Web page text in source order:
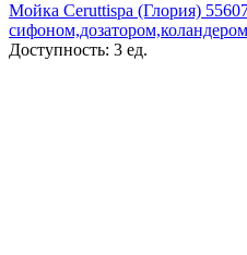
Мойка Ceruttispa (Глория)
Доступность: 3 ед.